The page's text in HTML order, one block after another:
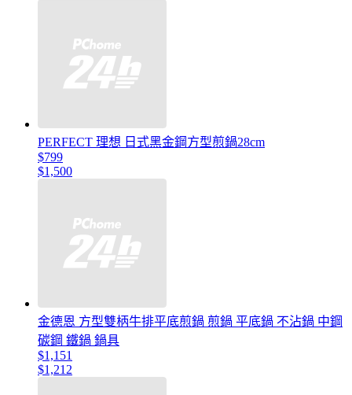
PERFECT 理想 日式黑金鋼方型煎鍋28cm
$799
$1,500
金德恩 方型雙柄牛排平底煎鍋 煎鍋 平底鍋 不沾鍋 中鋼
碳鋼 鐵鍋 鍋具
$1,151
$1,212